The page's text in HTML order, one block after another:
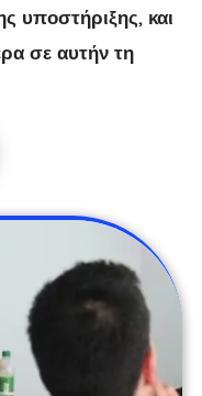
υποστήριξης, και
σε αυτήν τη